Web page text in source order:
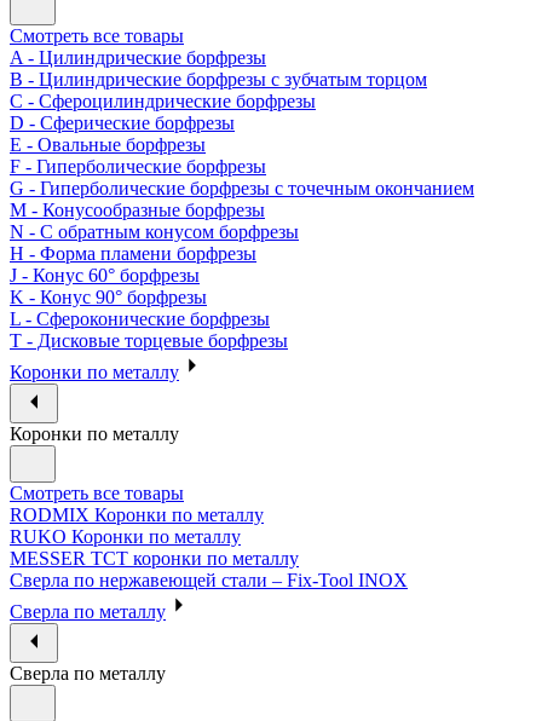
Смотреть все товары
A - Цилиндрические борфрезы
B - Цилиндрические борфрезы с зубчатым торцом
C - Сфероцилиндрические борфрезы
D - Сферические борфрезы
E - Овальные борфрезы
F - Гиперболические борфрезы
G - Гиперболические борфрезы с точечным окончанием
M - Конусообразные борфрезы
N - С обратным конусом борфрезы
H - Форма пламени борфрезы
J - Конус 60° борфрезы
K - Конус 90° борфрезы
L - Сфероконические борфрезы
T - Дисковые торцевые борфрезы
Коронки по металлу
Коронки по металлу
Смотреть все товары
RODMIX Коронки по металлу
RUKO Коронки по металлу
MESSER ТСТ коронки по металлу
Сверла по нержавеющей стали – Fix-Tool INOX
Сверла по металлу
Сверла по металлу